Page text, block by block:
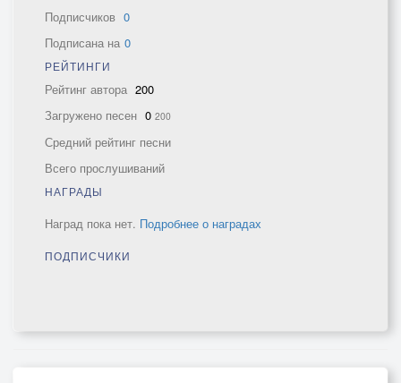
Подписчиков 0
Подписана на 0
РЕЙТИНГИ
Рейтинг автора 200
Загружено песен 0 200
Средний рейтинг песни
Всего прослушиваний
НАГРАДЫ
Наград пока нет. Подробнее о наградах
ПОДПИСЧИКИ